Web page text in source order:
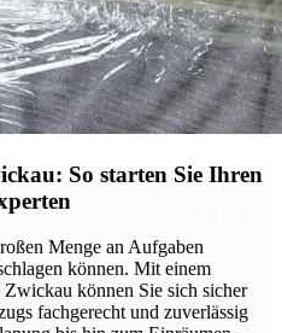
So starten Sie Ihren
Menge an Aufgaben
können. Mit einem
können Sie sich sicher
fachgerecht und zuverlässig